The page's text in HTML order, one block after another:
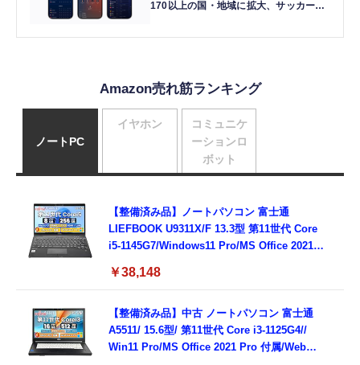
170以上の国・地域に拡大、サッカーW
Amazon売れ筋ランキング
ノートPC
【整備済み品】ノートパソコン 富士通
LIEFBOOK U9311X/F 13.3型 第11世代 Core
i5-1145G7/Windows11 Pro/MS Office 2021搭
Type-C/360度回転対応/有線静音マウス付
8GB,SSD256GB)
￥38,148
【整備済み品】中古 ノートパソコン 富士通
A5511/ 15.6型/ 第11世代 Core i3-1125G4//
Win11 Pro/MS Office 2021 Pro 付属/Webカ
イヤホン
コミュニケ
ーションロ
ボット